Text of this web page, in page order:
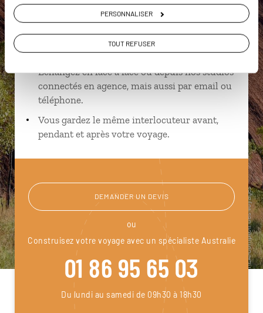
PERSONNALISER
TOUT REFUSER
Ils sauront organiser votre itinéraire au plus
près de vos envies et de la réalité du pays.
Échangez en face à face ou depuis nos studios
connectés en agence, mais aussi par email ou
téléphone.
Vous gardez le même interlocuteur avant,
pendant et après votre voyage.
DEMANDER UN DEVIS
ou
Construisez votre voyage avec un spécialiste Australie
01 86 95 65 03
Du lundi au samedi de 09h30 à 18h30